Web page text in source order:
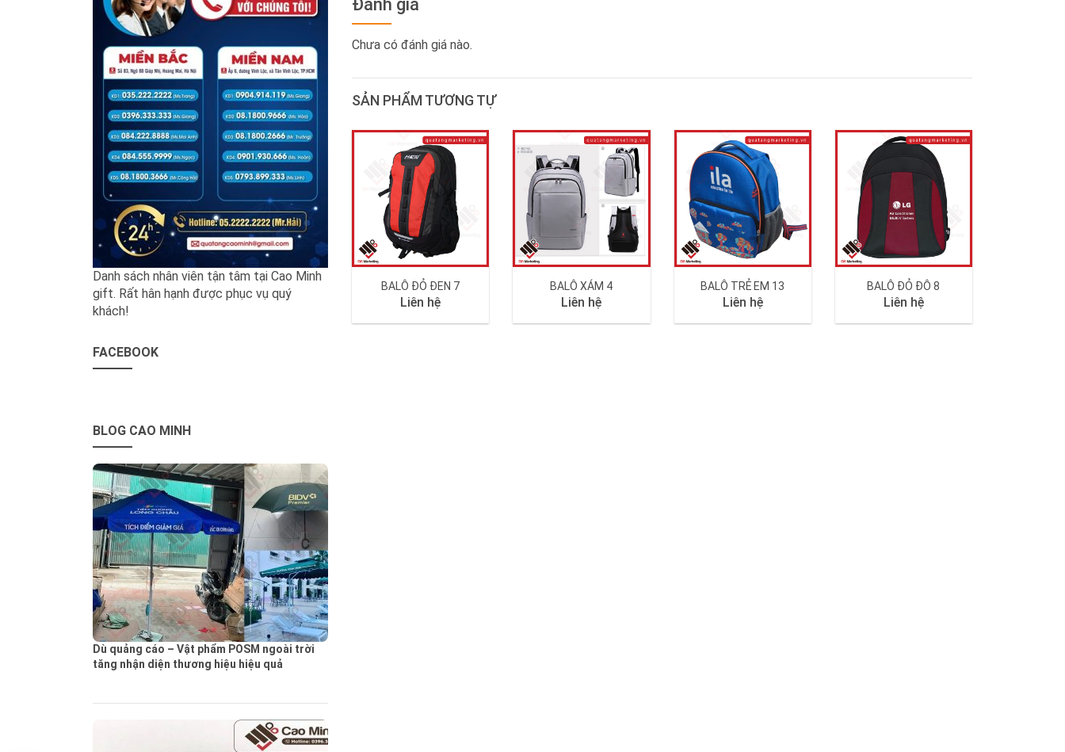
Đánh giá
Chưa có đánh giá nào.
SẢN PHẨM TƯƠNG TỰ
BALÔ ĐỎ ĐEN 7
Liên hệ
BALÔ XÁM 4
Liên hệ
BALÔ TRẺ EM 13
Liên hệ
BALÔ ĐỎ ĐÔ 8
Liên hệ
Danh sách nhân viên tận tâm tại Cao Minh
gift. Rất hân hạnh được phục vụ quý
khách!
FACEBOOK
BLOG CAO MINH
Dù quảng cáo – Vật phẩm POSM ngoài trời
tăng nhận diện thương hiệu hiệu quả